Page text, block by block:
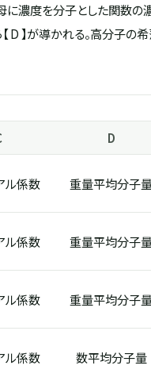
濃度を分子とした関数の
【 D 】が導かれる。高分子
D
ル係数 重量平均分子
ル係数 重量平均分子
ル係数 重量平均分子
ル係数 数平均分子量